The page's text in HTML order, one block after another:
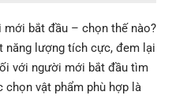
bắt đầu – chọn thế nào?
năng lượng tích cực, đem lại
với người mới bắt đầu tìm
chọn vật phẩm phù hợp là